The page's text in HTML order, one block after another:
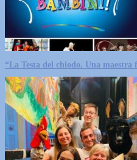
“La Testa del chiodo. Una